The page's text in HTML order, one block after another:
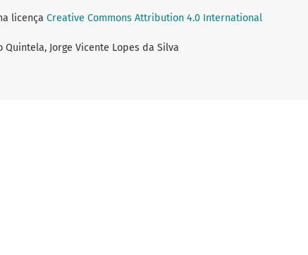
licença Creative Commons Attribution 4.0 International
Jorge Vicente Lopes da Silva